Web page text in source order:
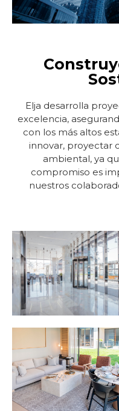
Elja desarrolla
excelencia,
con los más altos
innovar, proyectar
ambiental, ya
compromiso es
nuestros